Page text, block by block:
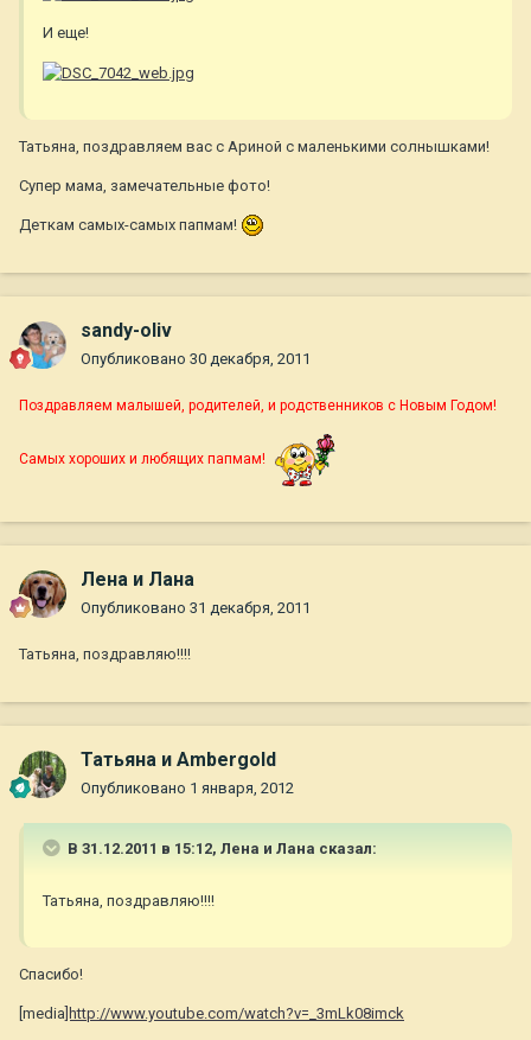
И еще!
Татьяна, поздравляем вас с Ариной с маленькими солнышками!
Супер мама, замечательные фото!
Деткам самых-самых папмам!
sandy-oliv
Опубликовано 30 декабря, 2011
Поздравляем малышей, родителей, и родственников с Новым Годом!
Самых хороших и любящих папмам!
Лена и Лана
Опубликовано 31 декабря, 2011
Татьяна, поздравляю!!!!
Татьяна и Ambergold
Опубликовано 1 января, 2012
В 31.12.2011 в 15:12, Лена и Лана сказал:
Татьяна, поздравляю!!!!
Спасибо!
[media ]http://www.youtube.com/watch?v=_3mLk08imck